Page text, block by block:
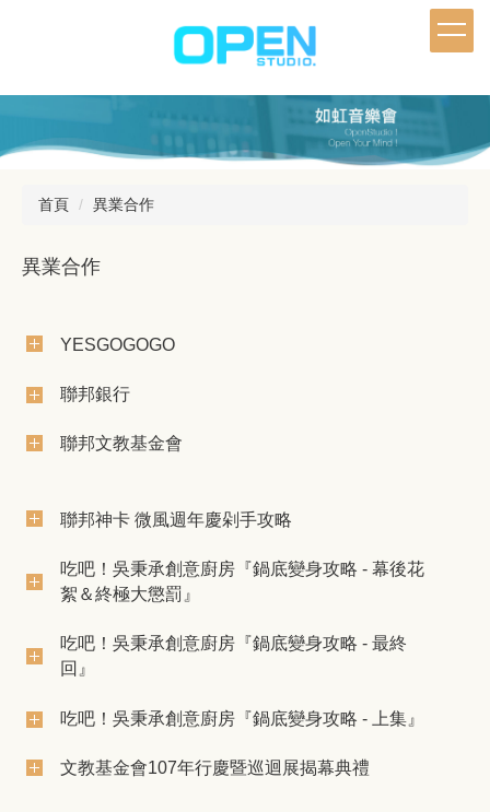
區
首頁 異業合作
異業合作
YESGOGOGO
聯邦銀行
聯邦文教基金會
聯邦神卡 微風週年慶剁手攻略
吃吧！吳秉承創意廚房『鍋底變身攻略 - 幕後花
絮＆終極大懲罰』
吃吧！吳秉承創意廚房『鍋底變身攻略 - 最終
回』
吃吧！吳秉承創意廚房『鍋底變身攻略 - 上集』
文教基金會107年行慶暨巡迴展揭幕典禮